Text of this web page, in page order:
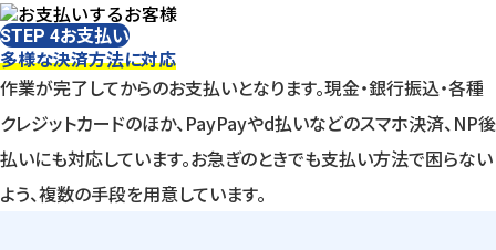
STEP 4お支払い
多様な決済方法に対応
作業が完了してからのお支払いとなります。現金・銀行振込・各種
クレジットカードのほか、PayPayやd払いなどのスマホ決済、NP後
払いにも対応しています。お急ぎのときでも支払い方法で困らない
よう、複数の手段を用意しています。